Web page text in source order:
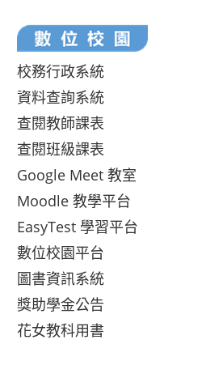
校務行政系統
資料查詢系統
查閱教師課表
查閱班級課表
Google Meet 教室
Moodle 教學平台
EasyTest 學習平台
數位校園平台
圖書資訊系統
獎助學金公告
花女教科用書